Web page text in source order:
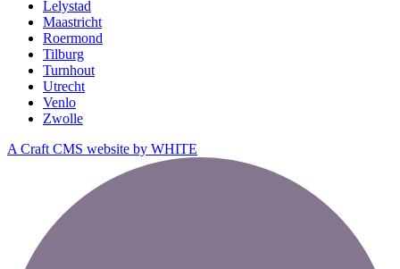
Lelystad
Maastricht
Roermond
Tilburg
Turnhout
Utrecht
Venlo
Zwolle
A Craft CMS website by WHITE